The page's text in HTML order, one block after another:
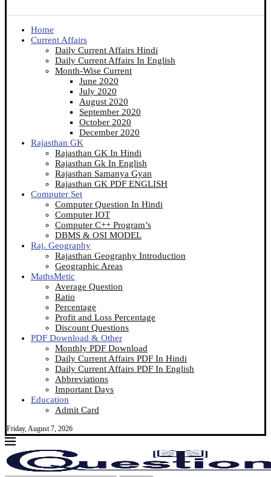
Home
Current Affairs
Daily Current Affairs Hindi
Daily Current Affairs In English
Month-Wise Current
June 2020
July 2020
August 2020
September 2020
October 2020
December 2020
Rajasthan GK
Rajasthan GK In Hindi
Rajasthan Gk In English
Rajasthan Samanya Gyan
Rajasthan GK PDF ENGLISH
Computer Set
Computer Question In Hindi
Computer IOT
Computer C++ Program’s
DBMS & OSI MODEL
Raj. Geography
Rajasthan Geography Introduction
Geographic Areas
MathsMetic
Average Question
Ratio
Percentage
Profit and Loss Percentage
Discount Questions
PDF Download & Other
Monthly PDF Download
Daily Current Affairs PDF In Hindi
Daily Current Affairs PDF In English
Abbreviations
Important Days
Education
Admit Card
Friday, August 7, 2026